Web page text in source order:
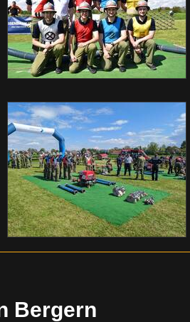
Bergern